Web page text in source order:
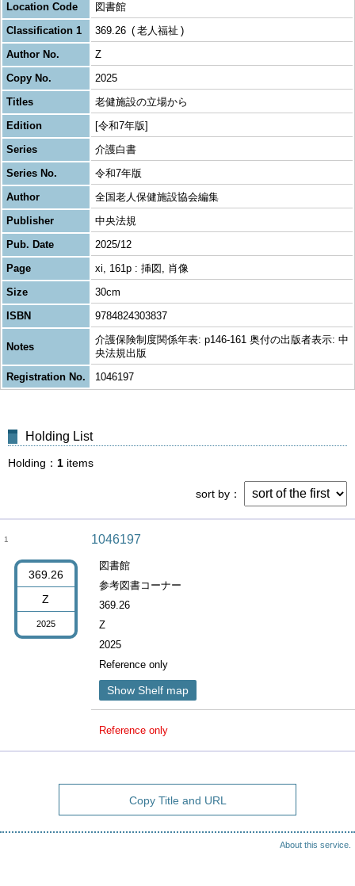
Location Code
図書館
Classification 1
369.26
老人福祉
Author No.
Z
Copy No.
2025
Titles
老健施設の立場から
Edition
[令和7年版]
Series
介護白書
Series No.
令和7年版
Author
全国老人保健施設協会編集
Publisher
中央法規
Pub. Date
2025/12
Page
xi, 161p : 挿図, 肖像
Size
30cm
ISBN
9784824303837
Notes
介護保険制度関係年表: p146-161 奥付の出版者表示: 中
央法規出版
Registration No.
1046197
Holding List
Holding 1 items
sort by
1
369.26
Z
2025
1046197
図書館
参考図書コーナー
369.26
Z
2025
Reference only
Show Shelf map
Reference only
Copy Title and URL
About this service.